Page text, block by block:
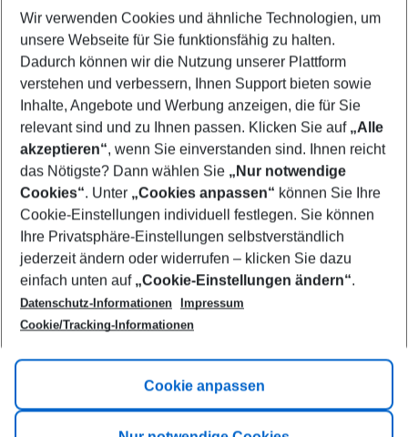
Select your date range
09/08/26–07/08/27 5-8 nights
Who will travel
2 adults No children
Show more filter
Footer
Footer navigation
Title A
Link A
Wir verwenden Cookies und ähnliche Technologien, um
unsere Webseite für Sie funktionsfähig zu halten.
Dadurch können wir die Nutzung unserer Plattform
verstehen und verbessern, Ihnen Support bieten sowie
Inhalte, Angebote und Werbung anzeigen, die für Sie
relevant sind und zu Ihnen passen. Klicken Sie auf „Alle
akzeptieren“, wenn Sie einverstanden sind. Ihnen reicht
das Nötigste? Dann wählen Sie „Nur notwendige
Cookies“. Unter „Cookies anpassen“ können Sie Ihre
Cookie-Einstellungen individuell festlegen. Sie können
Ihre Privatsphäre-Einstellungen selbstverständlich
jederzeit ändern oder widerrufen – klicken Sie dazu
einfach unten auf „Cookie-Einstellungen ändern“.
Datenschutz-Informationen
Impressum
Cookie/Tracking-Informationen
Cookie anpassen